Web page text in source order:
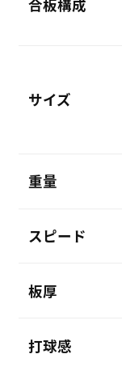
合板構成
サイズ
重量
スピード
板厚
打球感